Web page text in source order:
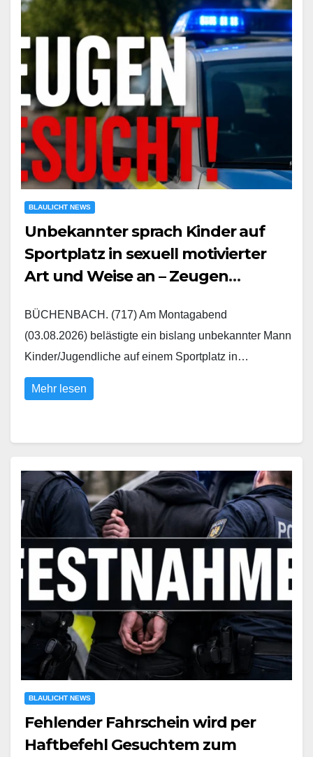
BLAULICHT NEWS
Unbekannter sprach Kinder auf
Sportplatz in sexuell motivierter
Art und Weise an – Zeugen
BÜCHENBACH. (717) Am Montagabend
(03.08.2026) belästigte ein bislang unbekannter Mann
Kinder/Jugendliche auf einem Sportplatz in…
Mehr lesen
BLAULICHT NEWS
Fehlender Fahrschein wird per
Haftbefehl Gesuchtem zum